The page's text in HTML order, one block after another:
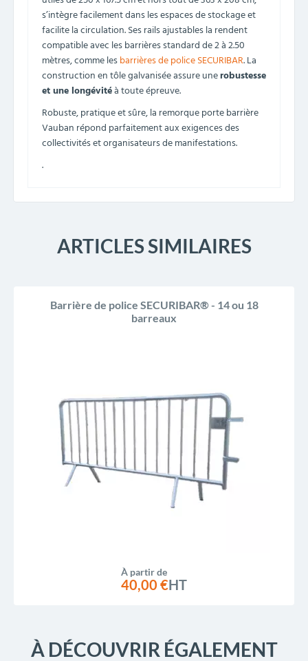
s’intègre facilement dans les espaces de stockage et
facilite la circulation. Ses rails ajustables la rendent
compatible avec les barrières standard de 2 à 2.50
mètres, comme lesbarrières de police SECURIBAR. La
construction en tôle galvanisée assure unerobustesse
et une longévitéà toute épreuve.
Robuste, pratique et sûre, la remorque porte barrière
Vauban répond parfaitement aux exigences des
collectivités et organisateurs de manifestations.
.
ARTICLES SIMILAIRES
Barrière de police SECURIBAR® - 14 ou 18
barreaux
À partir de
40,00 €HT
À DÉCOUVRIR ÉGALEMENT